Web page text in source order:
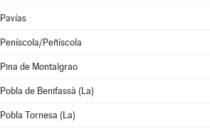
Pavías
Peníscola/Peñíscola
Pina de Montalgrao
Pobla de Benifassà (La)
Pobla Tornesa (La)